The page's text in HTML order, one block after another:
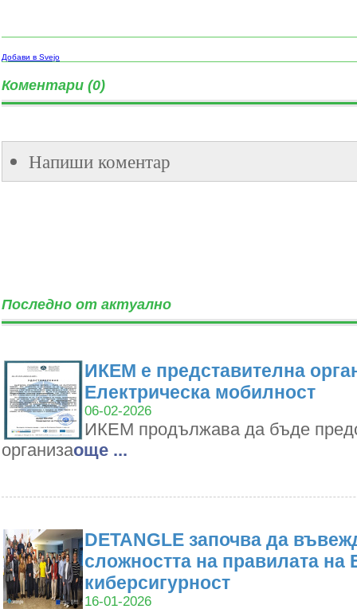
Добави в Svejo
Коментари (0)
Напиши коментар
Последно от актуално
ИКЕМ е представителна
Електрическа мобилност
06-02-2026
ИКЕМ продължава да бъде
организаoще ...
DETANGLE започва да
сложността на правилата на
киберсигурност
16-01-2026